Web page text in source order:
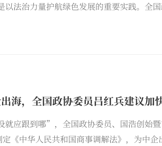
以法治力量护航绿色发展的重要实践。全
海，全国政协委员吕红兵建议加
就应跟到哪”，全国政协委员、国浩创始
《中华人民共和国商事调解法》，为中